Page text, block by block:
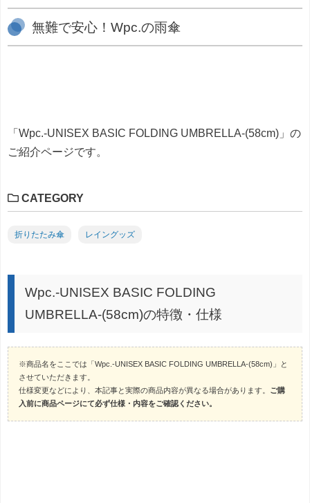
無難で安心！Wpc.の雨傘
「Wpc.-UNISEX BASIC FOLDING UMBRELLA-(58cm)」の
ご紹介ページです。
CATEGORY
折りたたみ傘 レイングッズ
Wpc.-UNISEX BASIC FOLDING
UMBRELLA-(58cm)の特徴・仕様
※商品名をここでは「Wpc.-UNISEX BASIC FOLDING UMBRELLA-(58cm)」と
させていただきます。
仕様変更などにより、本記事と実際の商品内容が異なる場合があります。 ご購
入前に商品ページにて必ず仕様・内容をご確認ください。